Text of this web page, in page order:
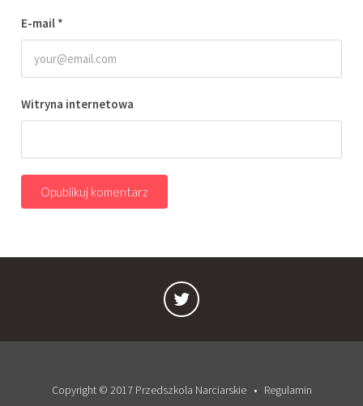
E-mail *
Witryna internetowa
Copyright © 2017 Przedszkola Narciarskie Regulamin